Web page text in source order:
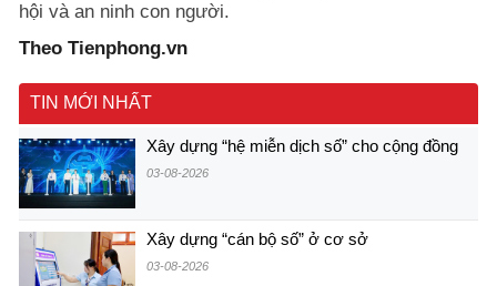
hội và an ninh con người.
Theo Tienphong.vn
TIN MỚI NHẤT
Xây dựng “hệ miễn dịch số” cho cộng đồng
03-08-2026
Xây dựng “cán bộ số” ở cơ sở
03-08-2026